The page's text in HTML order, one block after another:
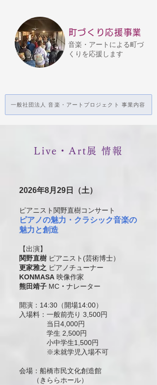
町づくり応援事業
音楽・アートによる町づ
くりを応援します
一般社団法人 音楽・アートプロジェクト 事業内容
Live・Art展 情報
2026年8月29 日（土）
ピアニスト関野直樹コンサー ト
ピアノの魅力・クラシック音楽の
魅力と創造
【出演】
関野直樹 ピアニスト(芸術博士）
更家雅之 ピアノチューナー
KONMASA 映像作家
熊田靖子 MC ・ ナレーター
開演：14:30（開場14:00）
入場料：一般前売り 3,500円
当日4,000円
学生 2,500円
小中学生1,500円
※未就学児入場不可
会場：船橋市民文化創造館
（きららホール）